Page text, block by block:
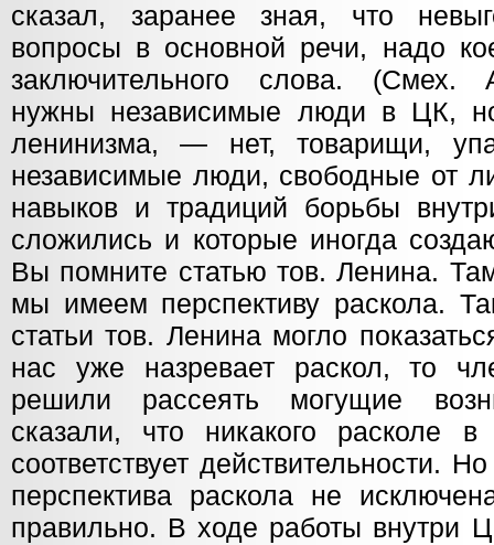
сказал, заранее зная, что
вопросы в основной речи, надо
заключительного слова. (Смех.
нужны независимые люди в ЦК,
ленинизма, — нет, товарищи,
независимые люди, свободные от
навыков и традиций борьбы
сложились и которые иногда
Вы помните статью тов. Ленина.
мы имеем перспективу раскола.
статьи тов. Ленина могло
нас уже назревает раскол, то
решили рассеять могущие
сказали, что никакого расколе
соответствует действительности.
перспектива раскола не
правильно. В ходе работы внутри